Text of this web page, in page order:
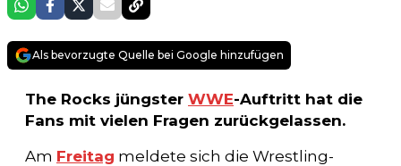
Als bevorzugte Quelle bei Google hinzufügen
The Rocks jüngster WWE-Auftritt hat die
Fans mit vielen Fragen zurückgelassen.
Am Freitag meldete sich die Wrestling-